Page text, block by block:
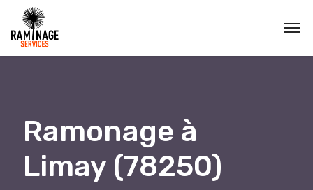
Ramonage à
Limay (78250)